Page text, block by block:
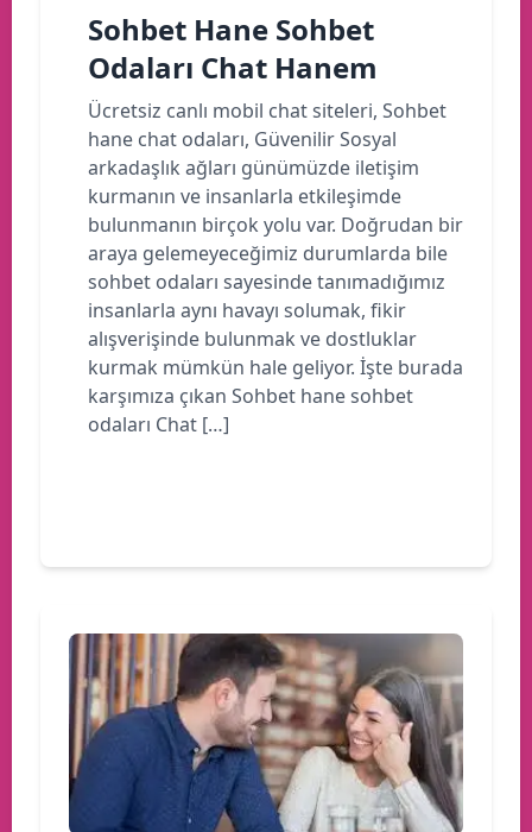
Sohbet Hane Sohbet
Odaları Chat Hanem
Ücretsiz canlı mobil chat siteleri, Sohbet
hane chat odaları, Güvenilir Sosyal
arkadaşlık ağları günümüzde iletişim
kurmanın ve insanlarla etkileşimde
bulunmanın birçok yolu var. Doğrudan bir
araya gelemeyeceğimiz durumlarda bile
sohbet odaları sayesinde tanımadığımız
insanlarla aynı havayı solumak, fikir
alışverişinde bulunmak ve dostluklar
kurmak mümkün hale geliyor. İşte burada
karşımıza çıkan Sohbet hane sohbet
odaları Chat […]